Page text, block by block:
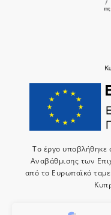
Το έργο υποβλήθηκε
Αναβάθμισης των
από το Ευρωπαϊκό